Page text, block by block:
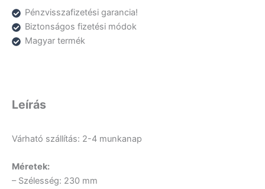
Pénzvisszafizetési garancia!
Biztonságos fizetési módok
Magyar termék
Leírás
Várható szállítás: 2-4 munkanap
Méretek:
– Szélesség: 230 mm